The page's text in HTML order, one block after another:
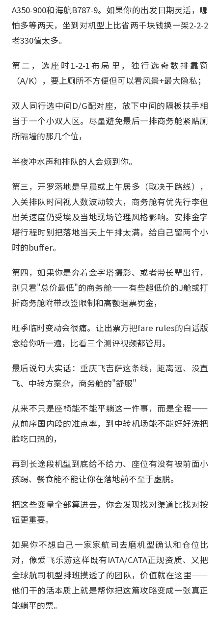
A350-900和海航B787-9。如果你的出发日期灵活，哪
怕多等两天，坐到对机型上比省两千块钱换一架2-2-2
老330值太多。
第二，选座时1-2-1布局里，独行选奇数排靠窗
（A/K），要上厕所不方便但可以看风景+最大隐私；
双人同行选中间D/G配对座，放下中间的隔板扶手相
当于一个小双人区。尽量避免最后一排商务舱紧贴厕
所隔墙的那几个位，
半夜冲水声和排队的人会烦到你。
第三，开罗落地是早晨或上午居多（取决于路线），
入关排队时间视人数波动较大，商务舱有优先行李但
出关速度仍受埃及当地现场管理风格影响。安排金字
塔行程时别把落地当天上午排太满，给自己留两个小
时的buffer。
第四，如果你是奔着金字塔摄影、或者带长辈出行，
别只看"总价最低"的商务舱——有些超低价的J舱或打
折商务舱附带改签限制和高额退票罚金，
旺季临时变动会很痛。让出票方把fare rules的白话版
念给你听一遍，比看三个测评视频都管用。
最后说句大实话：重庆飞吉萨这条线，距离远、没直
飞、中转方案杂，商务舱的"舒服"
从来不只是座椅能不能平躺这一件事，而是全程——
从前序国内段的准点率，到中转机场能不能好好洗把
脸吃口热的，
再到长途段机型到底给不给力、座位有没有被前面小
孩踢、餐食能不能让你在落地前不至于虚脱。
把这些变量全部算进去，你会发现找对渠道比找对按
钮更重要。
如果你不想自己一家家航司去磨机型确认和仓位比
对，像爱飞乐游这样既有IATA/CATA正规资质、又把
全球航司机型排班摸透了的团队，价值就在这里——
他们干的活本质上就是帮你把这篇攻略变成一张真正
能躺平的票。